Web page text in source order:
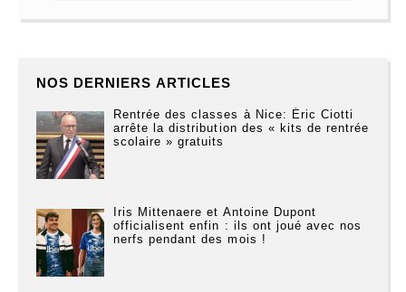
NOS DERNIERS ARTICLES
Rentrée des classes à Nice: Éric Ciotti
arrête la distribution des « kits de rentrée
scolaire » gratuits
Iris Mittenaere et Antoine Dupont
officialisent enfin : ils ont joué avec nos
nerfs pendant des mois !